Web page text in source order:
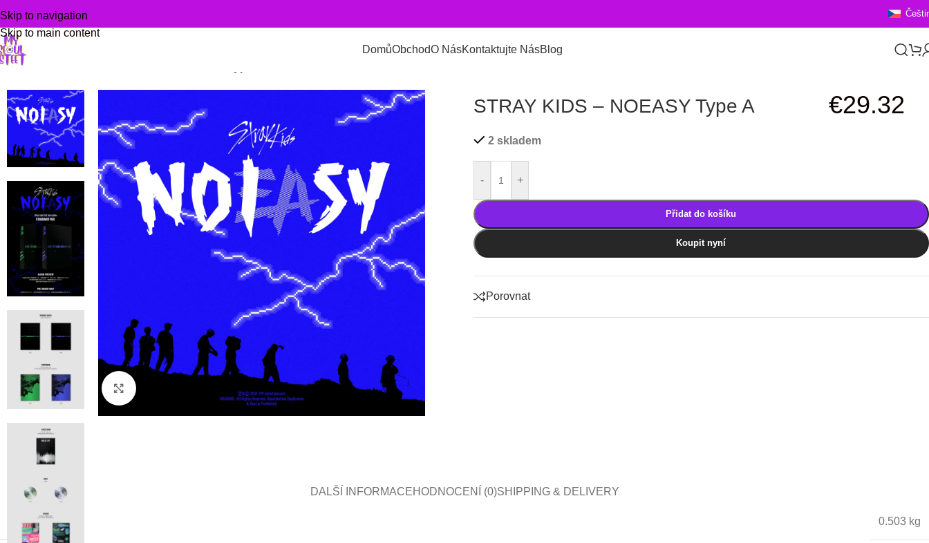
Skip to navigation
Skip to main content
DomůObchodO NásKontaktujte NásBlog
Domů
STRAY KIDS – NOEASY Type A €29.32
2 skladem
- +
Přidat do košíku
Koupit nyní
Porovnat
DALŠÍ INFORMACEHODNOCENÍ (0)SHIPPING & DELIVERY
HMOTNOST 0.503 kg